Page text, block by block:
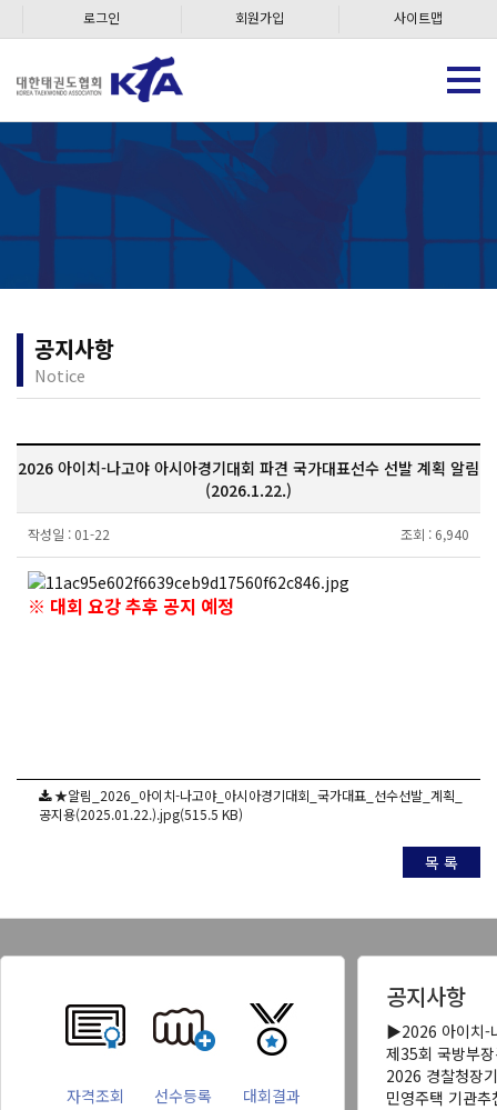
로그인 회원가입 사이트맵
공지사항
Notice
2026 아이치-나고야 아시아경기대회 파견 국가대표선수 선발 계획 알림
(2026.1.22.)
작성일 : 01-22 조회 : 6,940
※ 대회 요강 추후 공지 예정
★알림_2026_아이치-나고야_아시아경기대회_국가대표_선수선발_계획_
공지용(2025.01.22.).jpg(515.5 KB)
목 록
자격조회 선수등록 대회결과
공지사항
▶2026 아이치-
제35회 국방부
2026 경찰청장
민영주택 기관